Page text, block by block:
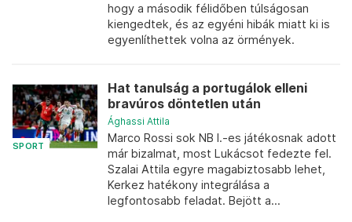
hogy a második félidőben túlságosan
kiengedtek, és az egyéni hibák miatt ki is
egyenlíthettek volna az örmények.
SPORT
Hat tanulság a portugálok elleni
bravúros döntetlen után
Ághassi Attila
Marco Rossi sok NB I.-es játékosnak adott
már bizalmat, most Lukácsot fedezte fel.
Szalai Attila egyre magabiztosabb lehet,
Kerkez hatékony integrálása a
legfontosabb feladat. Bejött a...